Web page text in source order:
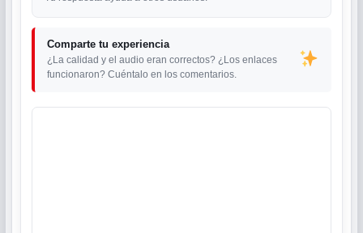
Comparte tu experiencia
¿La calidad y el audio eran correctos? ¿Los enlaces
funcionaron? Cuéntalo en los comentarios.